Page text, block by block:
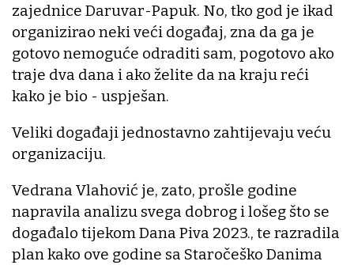
zajednice Daruvar-Papuk. No, tko god je ikad
organizirao neki veći događaj, zna da ga je
gotovo nemoguće odraditi sam, pogotovo ako
traje dva dana i ako želite da na kraju reći
kako je bio - uspješan.
Veliki događaji jednostavno zahtijevaju veću
organizaciju.
Vedrana Vlahović je, zato, prošle godine
napravila analizu svega dobrog i lošeg što se
događalo tijekom Dana Piva 2023., te razradila
plan kako ove godine sa Staročeško Danima